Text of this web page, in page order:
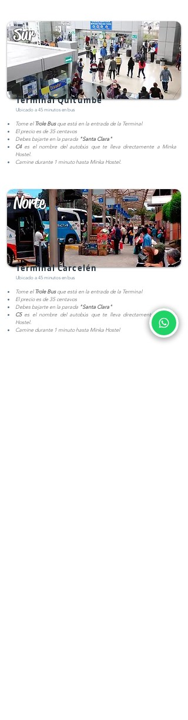
Sur
Terminal Quitumbe
Ubicado a 45 minutos en bus
Tome elTrole Busque está en la entrada de la Terminal
El precio es de 35 centavos
Debes bajarte en la parada "Santa Clara"
C4 es el nombre del autobús que te lleva directamente a Minka
Hostel.
Camine durante 1 minuto hasta Minka Hostel.
Norte
Terminal Carcelén
Ubicado a 45 minutos en bus
Tome elTrole Busque está en la entrada de la Terminal
El precio es de 35 centavos
Debes bajarte en la parada "Santa Clara"
C5es el nombre del autobús que te lleva directamente a Minka
Hostel.
Camine durante 1 minuto hasta Minka Hostel